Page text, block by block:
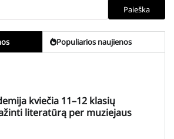
Paieška
Populiarios naujienos
kviečia 11–12 klasių
literatūrą per muziejaus